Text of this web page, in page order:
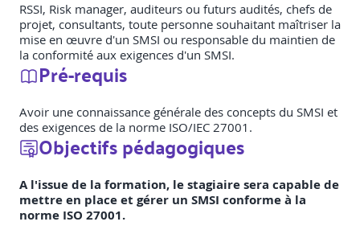
RSSI, Risk manager, auditeurs ou futurs audités, chefs de
projet, consultants, toute personne souhaitant maîtriser la
mise en œuvre d'un SMSI ou responsable du maintien de
la conformité aux exigences d'un SMSI.
Pré-requis
Avoir une connaissance générale des concepts du SMSI et
des exigences de la norme ISO/IEC 27001.
Objectifs pédagogiques
A l'issue de la formation, le stagiaire sera capable de
mettre en place et gérer un SMSI conforme à la
norme ISO 27001.